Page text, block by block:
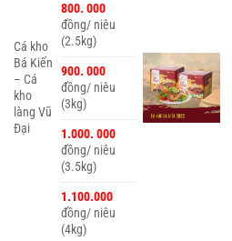
Cá kho
Bá Kiến
– Cá
kho
làng Vũ
Đại
800. 000
đồng/ niêu
(2.5kg)
900. 000
đồng/ niêu
(3kg)
1.000. 000
đồng/ niêu
(3.5kg)
1.100.000
đồng/ niêu
(4kg)